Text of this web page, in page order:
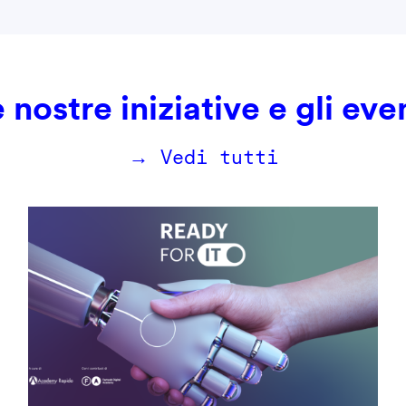
nostre iniziative e gli
→ Vedi tutti